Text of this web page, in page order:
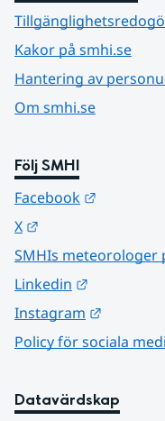
Kakor på smhi.se
Hantering av
Om smhi.se
Följ SMHI
Facebook
X
SMHIs meteorologer
Linkedin
Instagram
Policy för sociala
Datavärdskap